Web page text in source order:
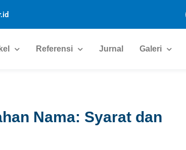
Referensi Jurnal Galeri
Nama: Syarat dan